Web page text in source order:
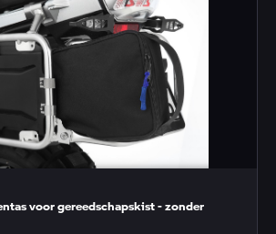
voor gereedschapskist - zonder